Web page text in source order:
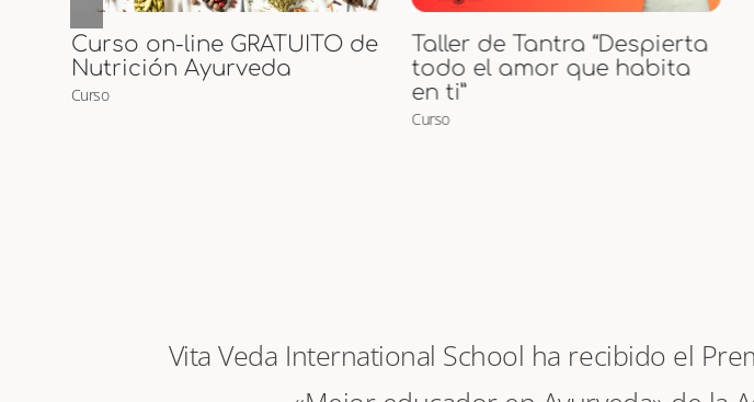
Taller de Tantra “Despierta
todo el amor que habita
en ti”
Iniciación a la meditación
Curso